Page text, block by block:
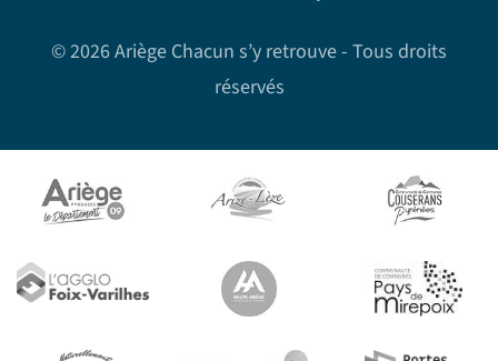
©2026Ariège Chacun s’y retrouve - Tous droits
réservés